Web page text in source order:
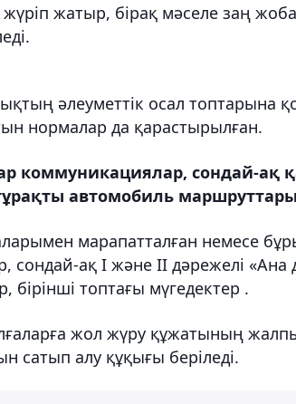
жатыр, бірақ мәселе заң
әлеуметтік осал топтарына
нормалар да қарастырылған.
коммуникациялар, сондай-ақ
автомобиль
марапатталған немесе
сондай-ақ I және II дәрежелі «Ана
бірінші топтағы мүгедектер .
жол жүру құжатының
сатып алу құқығы беріледі.